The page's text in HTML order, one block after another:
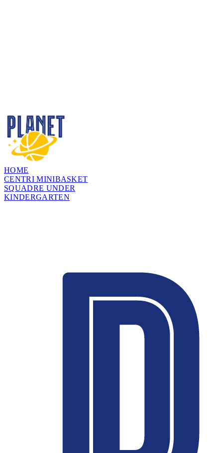
HOME
CENTRI MINIBASKET
SQUADRE UNDER
KINDERGARTEN